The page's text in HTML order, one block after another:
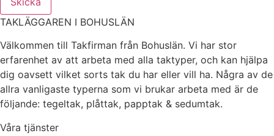
TAKLÄGGAREN I BOHUSLÄN
Välkommen till Takfirman från Bohuslän. Vi har stor
erfarenhet av att arbeta med alla taktyper, och kan hjälpa
dig oavsett vilket sorts tak du har eller vill ha. Några av de
allra vanligaste typerna som vi brukar arbeta med är de
följande: tegeltak, plåttak, papptak & sedumtak.
Våra tjänster